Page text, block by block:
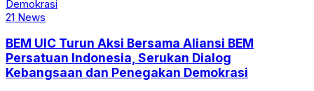
21 News
BEM UIC Turun Aksi Bersama Aliansi BEM
Persatuan Indonesia, Serukan Dialog
Kebangsaan dan Penegakan Demokrasi